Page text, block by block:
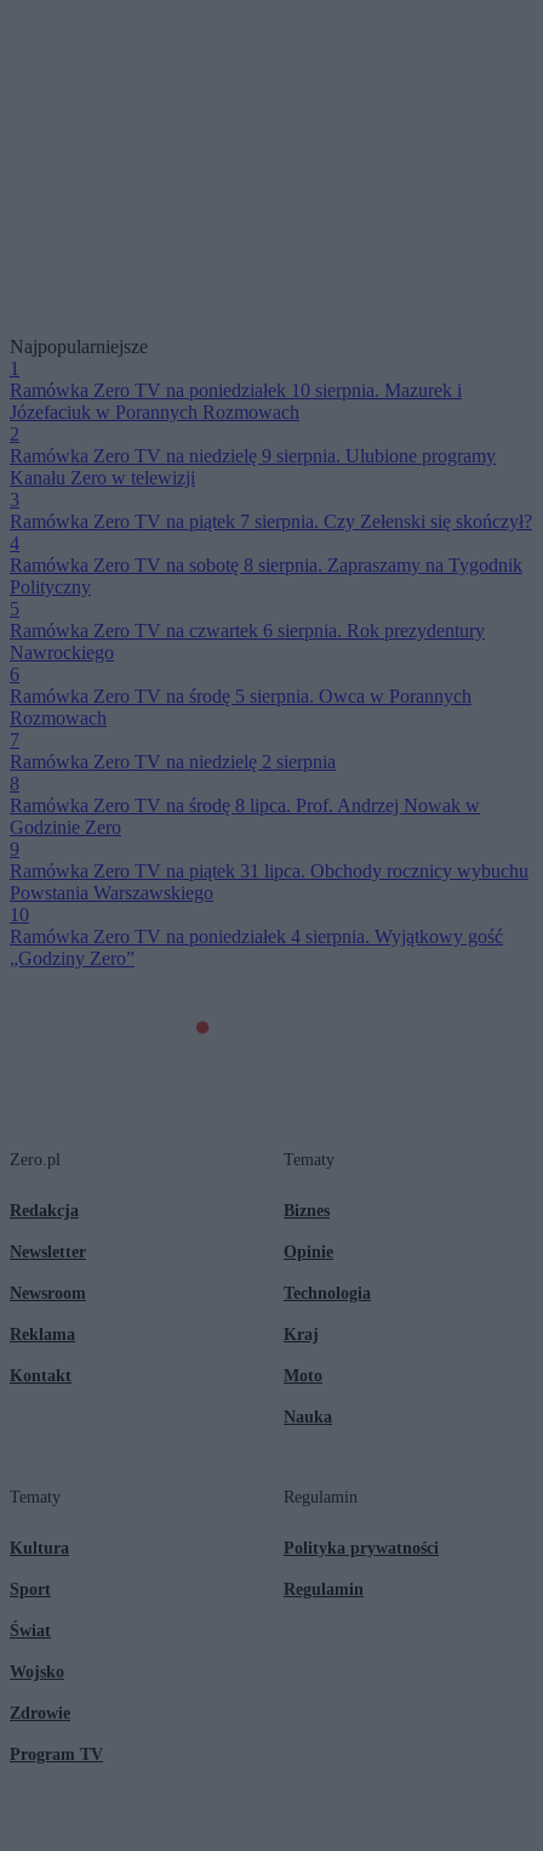
Najpopularniejsze
1
Ramówka Zero TV na poniedziałek 10 sierpnia. Mazurek i
Józefaciuk w Porannych Rozmowach
2
Ramówka Zero TV na niedzielę 9 sierpnia. Ulubione programy
Kanału Zero w telewizji
3
Ramówka Zero TV na piątek 7 sierpnia. Czy Zełenski się skończył?
4
Ramówka Zero TV na sobotę 8 sierpnia. Zapraszamy na Tygodnik
Polityczny
5
Ramówka Zero TV na czwartek 6 sierpnia. Rok prezydentury
Nawrockiego
6
Ramówka Zero TV na środę 5 sierpnia. Owca w Porannych
Rozmowach
7
Ramówka Zero TV na niedzielę 2 sierpnia
8
Ramówka Zero TV na środę 8 lipca. Prof. Andrzej Nowak w
Godzinie Zero
9
Ramówka Zero TV na piątek 31 lipca. Obchody rocznicy wybuchu
Powstania Warszawskiego
10
Ramówka Zero TV na poniedziałek 4 sierpnia. Wyjątkowy gość
„Godziny Zero”
Zero.pl
Redakcja
Newsletter
Newsroom
Reklama
Kontakt
Tematy
Biznes
Opinie
Technologia
Kraj
Moto
Nauka
Tematy
Kultura
Sport
Świat
Wojsko
Zdrowie
Program TV
Regulamin
Polityka prywatności
Regulamin